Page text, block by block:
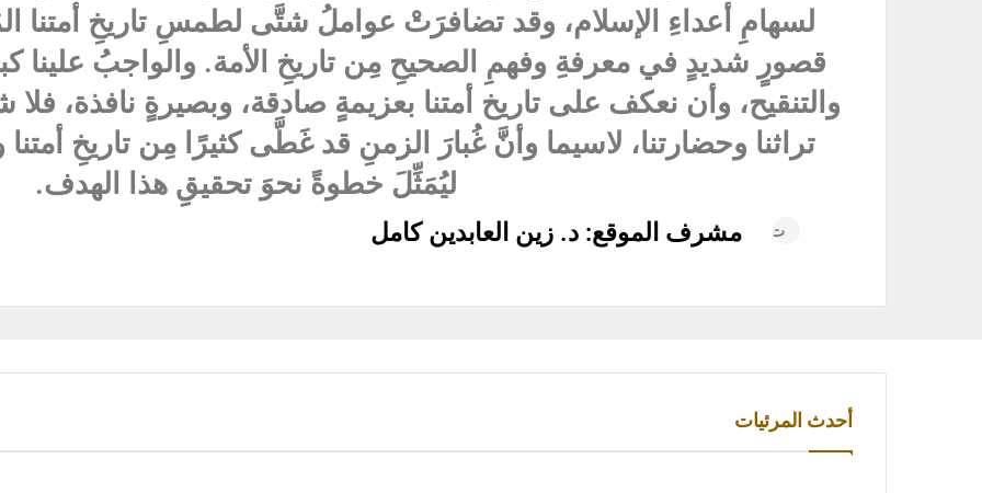
لسهامِ أعداءِ الإسلام، وقد تضافرَتْ عواملُ شتَّى لطمسِ تاريخِ أمتنا
قصورٍ شديدٍ في معرفةِ وفهمِ الصحيحِ مِن تاريخِ الأمة. والواجبُ علينا
والتنقيح، وأن نعكف على تاريخ أمتنا بعزيمةٍ صادقة، وبصيرةٍ نافذة،
تراثنا وحضارتنا، لاسيما وأنَّ غُبارَ الزمنِ قد غَطَّى كثيرًا مِن تاريخِ
ليُمَثِّلَ خطوةً نحوَ تحقيقِِ هذا الهدف.
مشرف الموقع: د. زين العابدين كامل
أحدث المرئيات